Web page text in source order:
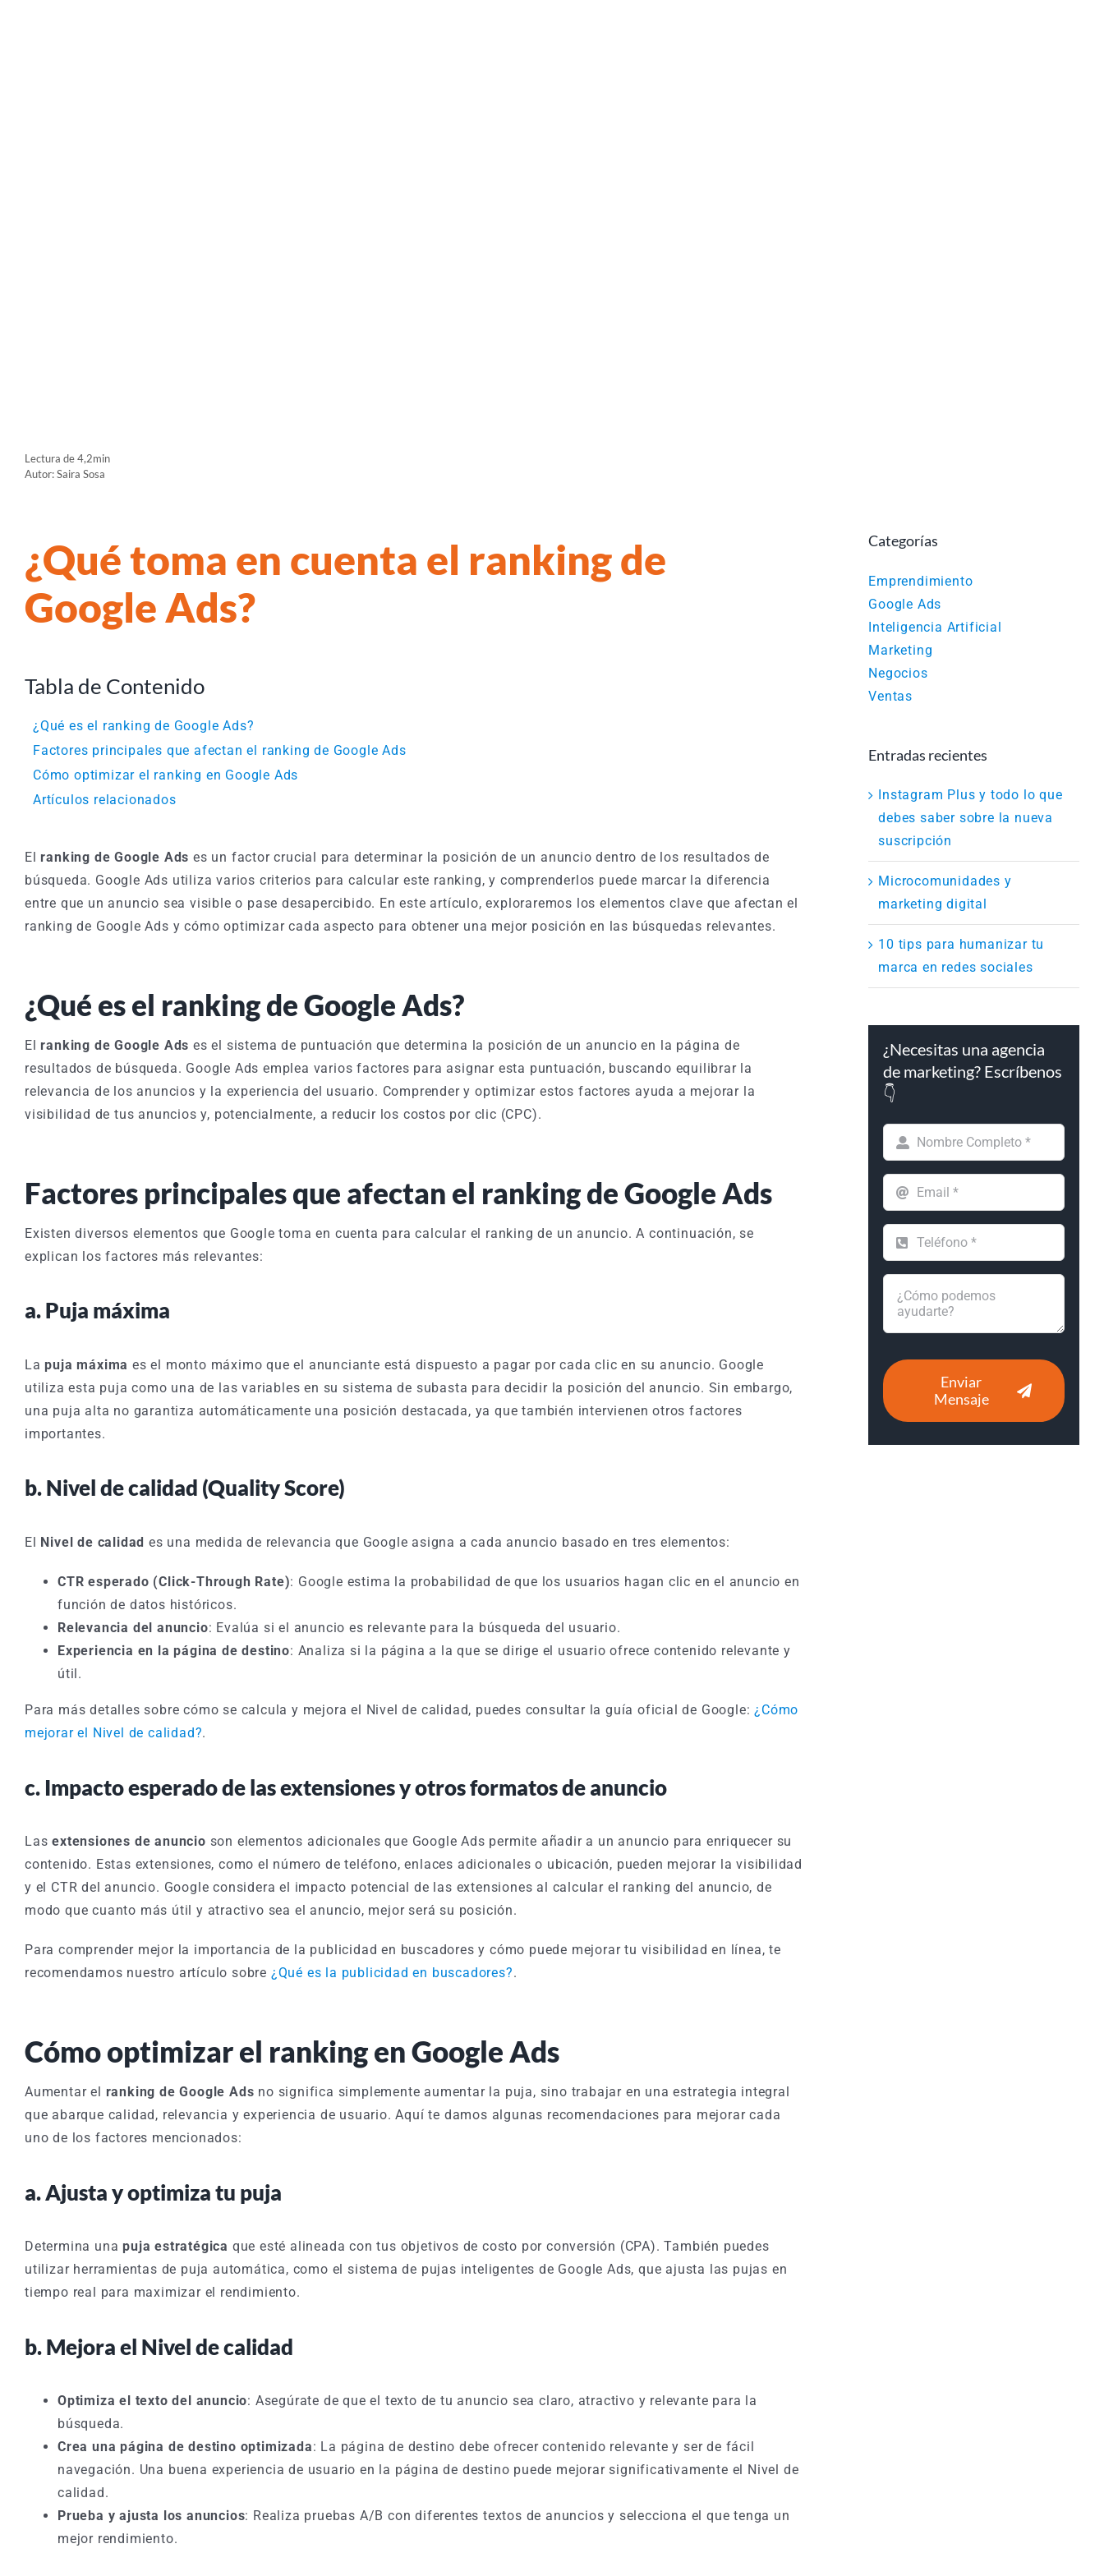
Lectura de 4,2min
Autor: Saira Sosa
¿Qué toma en cuenta el ranking de
Google Ads?
Tabla de Contenido
¿Qué es el ranking de Google Ads?
Factores principales que afectan el ranking de Google Ads
Cómo optimizar el ranking en Google Ads
Artículos relacionados
El ranking de Google Ads es un factor crucial para determinar la posición de un anuncio dentro de los resultados de
búsqueda. Google Ads utiliza varios criterios para calcular este ranking, y comprenderlos puede marcar la diferencia
entre que un anuncio sea visible o pase desapercibido. En este artículo, exploraremos los elementos clave que afectan el
ranking de Google Ads y cómo optimizar cada aspecto para obtener una mejor posición en las búsquedas relevantes.
¿Qué es el ranking de Google Ads?
El ranking de Google Ads es el sistema de puntuación que determina la posición de un anuncio en la página de
resultados de búsqueda. Google Ads emplea varios factores para asignar esta puntuación, buscando equilibrar la
relevancia de los anuncios y la experiencia del usuario. Comprender y optimizar estos factores ayuda a mejorar la
visibilidad de tus anuncios y, potencialmente, a reducir los costos por clic (CPC).
Factores principales que afectan el ranking de Google Ads
Existen diversos elementos que Google toma en cuenta para calcular el ranking de un anuncio. A continuación, se
explican los factores más relevantes:
a. Puja máxima
La puja máxima es el monto máximo que el anunciante está dispuesto a pagar por cada clic en su anuncio. Google
utiliza esta puja como una de las variables en su sistema de subasta para decidir la posición del anuncio. Sin embargo,
una puja alta no garantiza automáticamente una posición destacada, ya que también intervienen otros factores
importantes.
b. Nivel de calidad (Quality Score)
El Nivel de calidad es una medida de relevancia que Google asigna a cada anuncio basado en tres elementos:
CTR esperado (Click-Through Rate): Google estima la probabilidad de que los usuarios hagan clic en el anuncio en
función de datos históricos.
Relevancia del anuncio: Evalúa si el anuncio es relevante para la búsqueda del usuario.
Experiencia en la página de destino: Analiza si la página a la que se dirige el usuario ofrece contenido relevante y
útil.
Para más detalles sobre cómo se calcula y mejora el Nivel de calidad, puedes consultar la guía oficial de Google: ¿Cómo
mejorar el Nivel de calidad?.
c. Impacto esperado de las extensiones y otros formatos de anuncio
Lasextensiones de anuncio son elementos adicionales que Google Ads permite añadir a un anuncio para enriquecer su
contenido. Estas extensiones, como el número de teléfono, enlaces adicionales o ubicación, pueden mejorar la visibilidad
y el CTR del anuncio. Google considera el impacto potencial de las extensiones al calcular el ranking del anuncio, de
modo que cuanto más útil y atractivo sea el anuncio, mejor será su posición.
Para comprender mejor la importancia de la publicidad en buscadores y cómo puede mejorar tu visibilidad en línea, te
recomendamos nuestro artículo sobre ¿Qué es la publicidad en buscadores?.
Cómo optimizar el ranking en Google Ads
Aumentar el ranking de Google Ads no significa simplemente aumentar la puja, sino trabajar en una estrategia integral
que abarque calidad, relevancia y experiencia de usuario. Aquí te damos algunas recomendaciones para mejorar cada
uno de los factores mencionados:
a. Ajusta y optimiza tu puja
Determina una puja estratégica que esté alineada con tus objetivos de costo por conversión (CPA). También puedes
utilizar herramientas de puja automática, como el sistema de pujas inteligentes de Google Ads, que ajusta las pujas en
tiempo real para maximizar el rendimiento.
b. Mejora el Nivel de calidad
Optimiza el texto del anuncio: Asegúrate de que el texto de tu anuncio sea claro, atractivo y relevante para la
búsqueda.
Crea una página de destino optimizada: La página de destino debe ofrecer contenido relevante y ser de fácil
navegación. Una buena experiencia de usuario en la página de destino puede mejorar significativamente el Nivel de
calidad.
Prueba y ajusta los anuncios: Realiza pruebas A/B con diferentes textos de anuncios y selecciona el que tenga un
mejor rendimiento.
Categorías
Emprendimiento
Google Ads
Inteligencia Artificial
Marketing
Negocios
Ventas
Entradas recientes
Instagram Plus y todo lo que
debes saber sobre la nueva
suscripción
Microcomunidades y
marketing digital
10 tips para humanizar tu
marca en redes sociales
¿Necesitas una agencia
de marketing? Escríbenos
👇
Enviar
Mensaje